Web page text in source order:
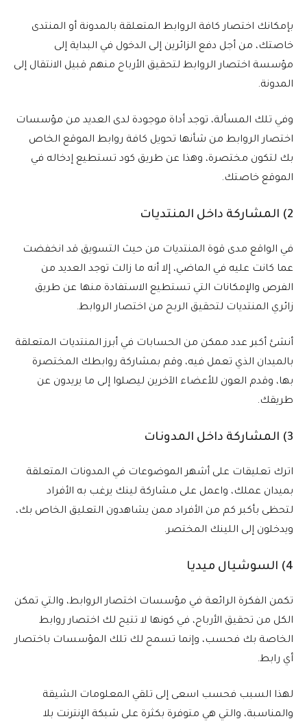
بإمكانك اختصار كافة الروابط المتعلقة بالمدونة أو المنتدى
خاصتك، من أجل دفع الزائرين إلى الدخول في البداية إلى
مؤسسة اختصار الروابط لتحقيق الأرباح منهم قبيل الانتقال إلى
المدونة.
وفي تلك المسألة، توجد أداة موجودة لدى العديد من مؤسسات
اختصار الروابط من شأنها تحويل كافة روابط الموقع الخاص
بك لتكون مختصرة، وهذا عن طريق كود تستطيع إدخاله في
الموقع خاصتك.
2) المشاركة داخل المنتديات
في الواقع مدى قوة المنتديات من حيث التسويق قد انخفضت
عما كانت عليه في الماضي، إلا أنه ما زالت توجد العديد من
الفرص والإمكانات التي تستطيع الاستفادة منها عن طريق
زائري المنتديات لتحقيق الربح من اختصار الروابط.
أنشئ أكبر عدد ممكن من الحسابات في أبرز المنتديات المتعلقة
بالميدان الذي تعمل فيه، وقم بمشاركة روابطك المختصرة
بها، وقدم العون للأعضاء الآخرين ليصلوا إلى ما يريدون عن
طريقك.
3) المشاركة داخل المدونات
اترك تعليقات على أشهر الموضوعات في المدونات المتعلقة
بميدان عملك، واعمل على مشاركة لينك يرغب به الأفراد
لتحظى بأكبر كم من الأفراد ممن يشاهدون التعليق الخاص بك،
ويدخلون إلى اللينك المختصر.
4) السوشيال ميديا
تكمن الفكرة الرائعة في مؤسسات اختصار الروابط، والتي تمكن
الكل من تحقيق الأرباح، في كونها لا تتيح لك اختصار روابط
الخاصة بك فحسب، وإنما تسمح لك تلك المؤسسات باختصار
أي رابط.
لهذا السبب فحسب اسعى إلى تلقي المعلومات الشيقة
والمناسبة، والتي هي متوفرة بكثرة على شبكة الإنترنت بلا